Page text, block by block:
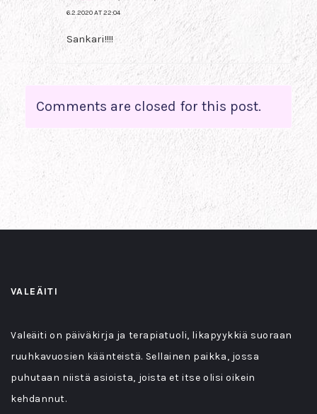
6.2.2020 AT 22:04
Sankari!!!!
Comments are closed for this post.
VALEÄITI
Valeäiti on päiväkirja ja terapiatuoli, likapyykkiä suoraan
ruuhkavuosien käänteistä. Sellainen paikka, jossa
puhutaan niistä asioista, joista et itse olisi oikein
kehdannut.